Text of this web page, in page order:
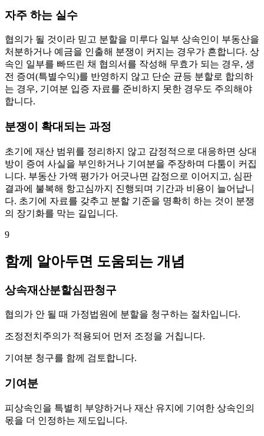
자주 하는 실수
협의가 될 것이라 믿고 분할을 미루다 일부 상속인이 부동산을
처분하거나 예금을 인출해 분쟁이 커지는 경우가 흔합니다. 상
속인 일부를 빠뜨린 채 협의서를 작성해 무효가 되는 경우, 생
전 증여(특별수익)를 반영하지 않고 단순 균등 분할로 합의하
는 경우, 기여분 입증 자료를 준비하지 못한 경우도 주의해야
합니다.
분쟁이 확대되는 과정
초기에 재산 범위를 정리하지 않고 감정적으로 대응하면 상대
방이 증여 사실을 부인하거나 기여분을 주장하며 다툼이 커집
니다. 부동산 가액 평가가 어긋나면 감정으로 이어지고, 심판
결과에 불복해 항고심까지 진행되며 기간과 비용이 늘어납니
다. 초기에 자료를 갖추고 분할 기준을 명확히 하는 것이 분쟁
의 장기화를 막는 길입니다.
9
함께 알아두면 도움되는 개념
상속재산분할심판청구
협의가 안 될 때 가정법원에 분할을 청구하는 절차입니다.
조정전치주의가 적용되어 먼저 조정을 거칩니다.
기여분 청구를 함께 검토합니다.
기여분
피상속인을 특별히 부양하거나 재산 유지에 기여한 상속인의
몫을 더 인정하는 제도입니다.